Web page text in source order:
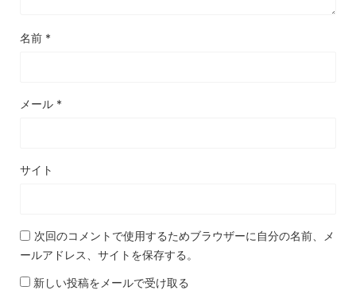
名前 *
メール *
サイト
次回のコメントで使用するためブラウザーに自分の名前、メ
ールアドレス、サイトを保存する。
新しい投稿をメールで受け取る